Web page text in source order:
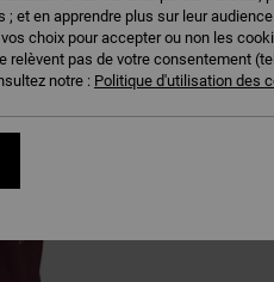
et en apprendre plus sur leur
choix pour accepter ou non les
relèvent pas de votre consentement
notre : Politique d'utilisation des